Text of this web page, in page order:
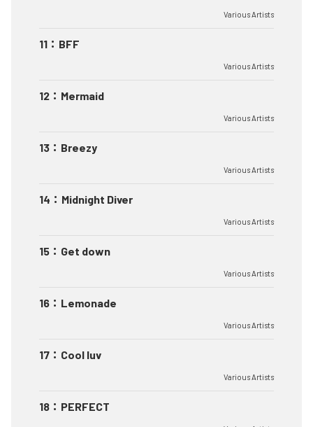
Various Artists
11 ： BFF
Various Artists
12 ： Mermaid
Various Artists
13 ： Breezy
Various Artists
14 ： Midnight Diver
Various Artists
15 ： Get down
Various Artists
16 ： Lemonade
Various Artists
17 ： Cool luv
Various Artists
18 ： PERFECT